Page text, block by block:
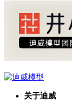
关于迪威